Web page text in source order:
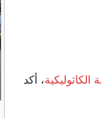
، أكد